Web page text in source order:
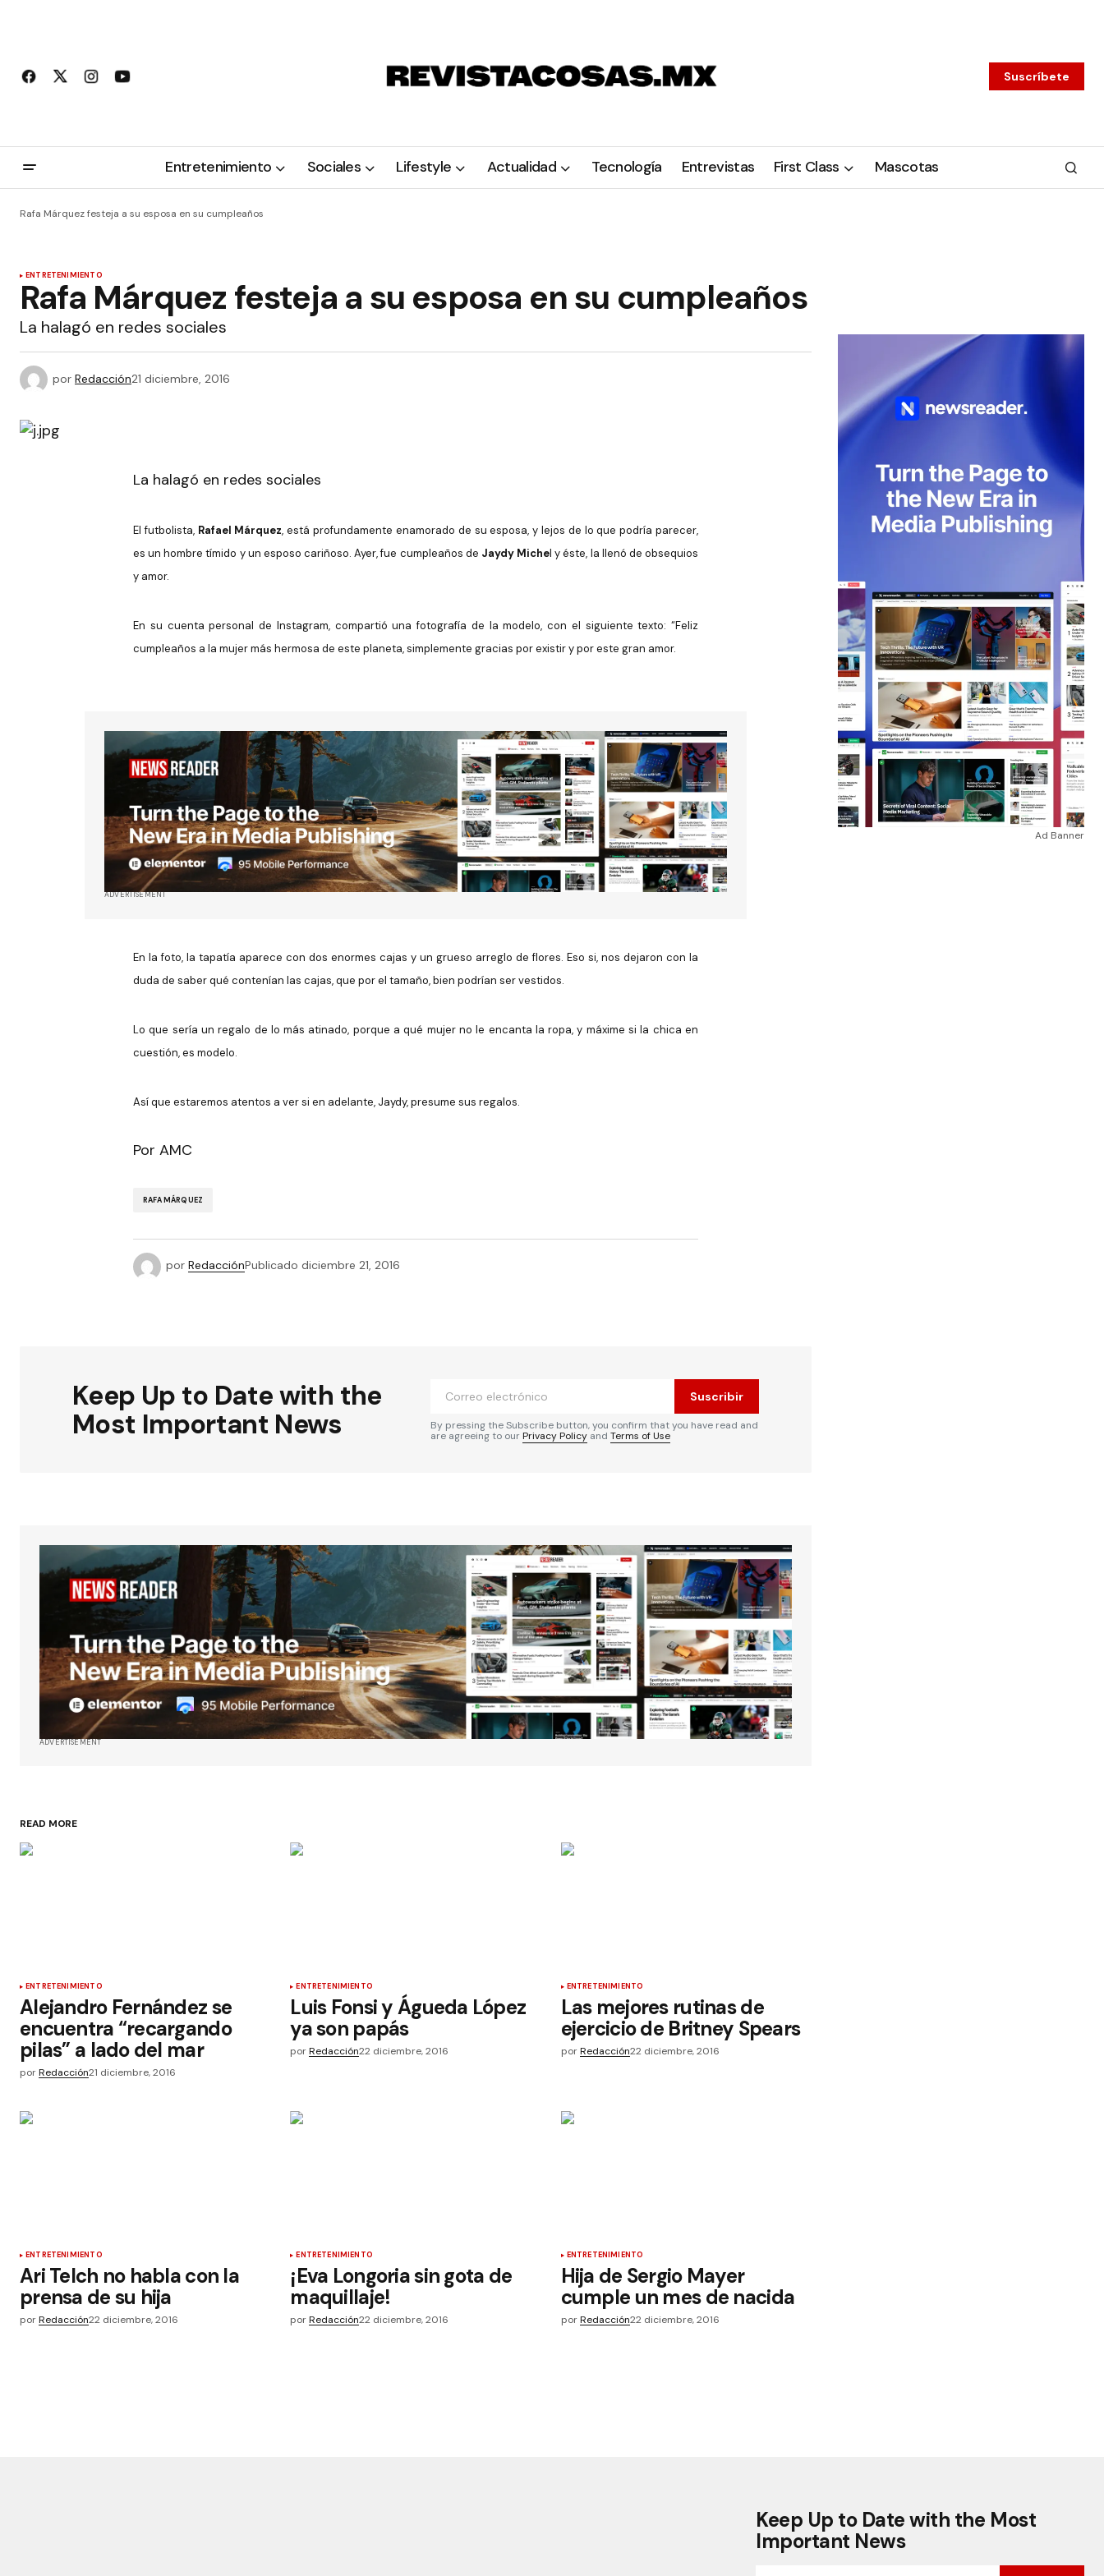
Suscríbete
Entretenimiento Sociales Lifestyle Actualidad Tecnología Entrevistas First Class Mascotas
Rafa Márquez festeja a su esposa en su cumpleaños
ENTRETENIMIENTO
Rafa Márquez festeja a su esposa en su cumpleaños
La halagó en redes sociales
por Redacción21 diciembre, 2016
La halagó en redes sociales
El futbolista,Rafael Márquez, está profundamente enamorado de su esposa, y lejos de lo que podría parecer,
es un hombre tímido y un esposo cariñoso.Ayer, fue cumpleaños de Jaydy Michel y éste, la llenó de obsequios
y amor.
En su cuenta personal de Instagram, compartió una fotografía de la modelo, con el siguiente texto: “Feliz
cumpleaños a la mujer más hermosa de este planeta, simplemente gracias por existir y por este gran amor.
ADVERTISEMENT
En la foto, la tapatía aparece con dos enormes cajas y un grueso arreglo de flores. Eso si, nos dejaron con la
duda de saber qué contenían las cajas, que por el tamaño, bien podrían ser vestidos.
Lo que sería un regalo de lo más atinado, porque a qué mujer no le encanta la ropa, y máxime si la chica en
cuestión, es modelo.
Así que estaremos atentos a ver si en adelante, Jaydy, presume sus regalos.
Por AMC
RAFA MÁRQUEZ
por RedacciónPublicado diciembre 21, 2016
Keep Up to Date with the
Most Important News
Suscribir
By pressing the Subscribe button, you confirm that you have read and
are agreeing to ourPrivacy Policy and Terms of Use
ADVERTISEMENT
READ MORE
ENTRETENIMIENTO
Alejandro Fernández se
encuentra “recargando
pilas” a lado del mar
porRedacción21 diciembre, 2016
ENTRETENIMIENTO
Luis Fonsi y Águeda López
ya son papás
por Redacción22 diciembre, 2016
ENTRETENIMIENTO
Las mejores rutinas de
ejercicio de Britney Spears
por Redacción22 diciembre, 2016
ENTRETENIMIENTO
Ari Telch no habla con la
prensa de su hija
porRedacción22 diciembre, 2016
ENTRETENIMIENTO
¡Eva Longoria sin gota de
maquillaje!
por Redacción22 diciembre, 2016
ENTRETENIMIENTO
Hija de Sergio Mayer
cumple un mes de nacida
por Redacción22 diciembre, 2016
Ad Banner
Keep Up to Date with the Most
Important News